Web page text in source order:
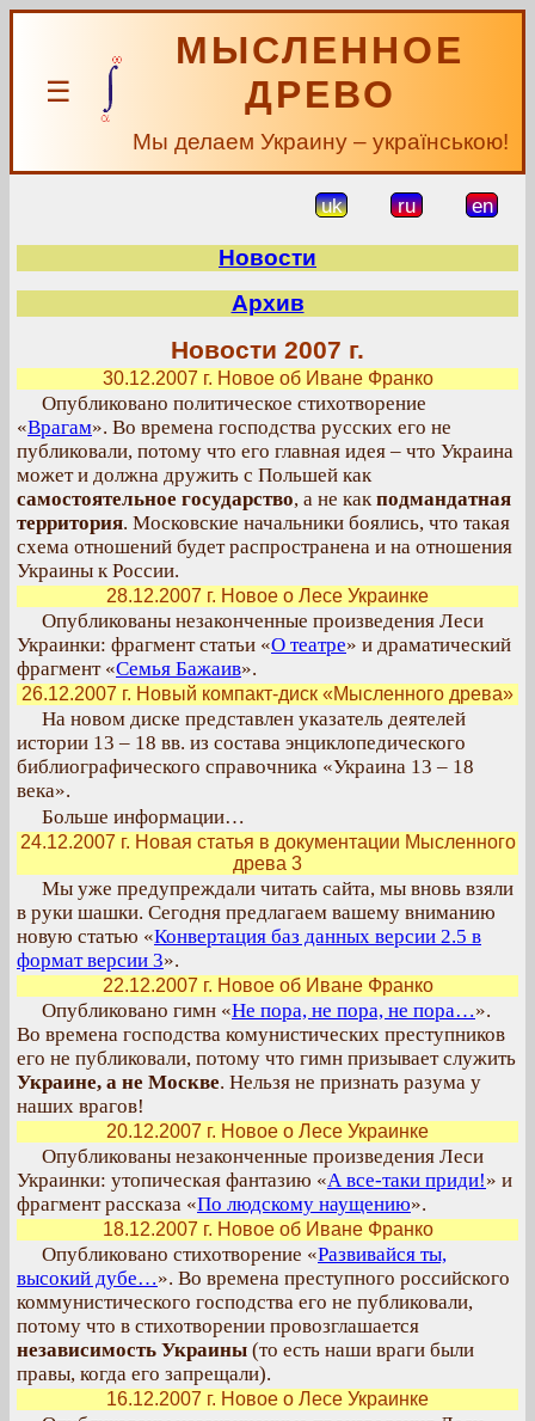
☰
МЫСЛЕННОЕ
ДРЕВО
Мы делаем Украину – українською!
uk ru en
Новости
Архив
Новости 2007 г.
30.12.2007 г. Новое об Иване Франко
Опубликовано политическое стихотворение
«Врагам». Во времена господства русских его не
публиковали, потому что его главная идея – что Украина
может и должна дружить с Польшей как
самостоятельное государство, а не какподмандатная
территория. Московские начальники боялись, что такая
схема отношений будет распространена и на отношения
Украины к России.
28.12.2007 г. Новое о Лесе Украинке
Опубликованы незаконченные произведения Леси
Украинки: фрагмент статьи «О театре» и драматический
фрагмент «Семья Бажаив».
26.12.2007 г. Новый компакт-диск «Мысленного древа»
На новом диске представлен указатель деятелей
истории 13 – 18 вв. из состава энциклопедического
библиографического справочника «Украина 13 – 18
века».
Больше информации…
24.12.2007 г. Новая статья в документации Мысленного
древа 3
Мы уже предупреждали читать сайта, мы вновь взяли
в руки шашки. Сегодня предлагаем вашему вниманию
новую статью «Конвертация баз данных версии 2.5 в
формат версии 3».
22.12.2007 г. Новое об Иване Франко
Опубликовано гимн «Не пора, не пора, не пора…».
Во времена господства комунистических преступников
его не публиковали, потому что гимн призывает служить
Украине, а не Москве. Нельзя не признать разума у
наших врагов!
20.12.2007 г. Новое о Лесе Украинке
Опубликованы незаконченные произведения Леси
Украинки: утопическая фантазию «А все-таки приди!» и
фрагмент рассказа «По людскому наущению».
18.12.2007 г. Новое об Иване Франко
Опубликовано стихотворение «Развивайся ты,
высокий дубе…». Во времена преступного российского
коммунистического господства его не публиковали,
потому что в стихотворении провозглашается
независимость Украины (то есть наши враги были
правы, когда его запрещали).
16.12.2007 г. Новое о Лесе Украинке